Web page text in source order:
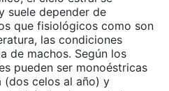
suele depender de
que fisiológicos como son
las condiciones
de machos. Según los
pueden ser monoéstricas
(dos celos al año) y